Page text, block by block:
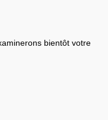
bientôt votre